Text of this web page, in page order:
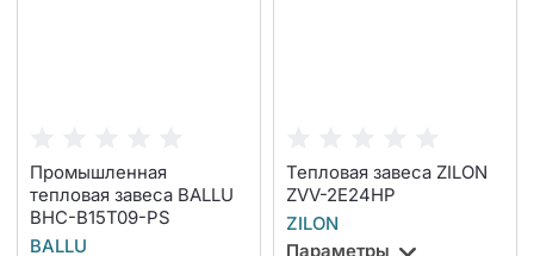
Промышленная
тепловая завеса BALLU
BHC-B15T09-PS
BALLU
Тепловая завеса ZILON
ZVV-2E24HP
ZILON